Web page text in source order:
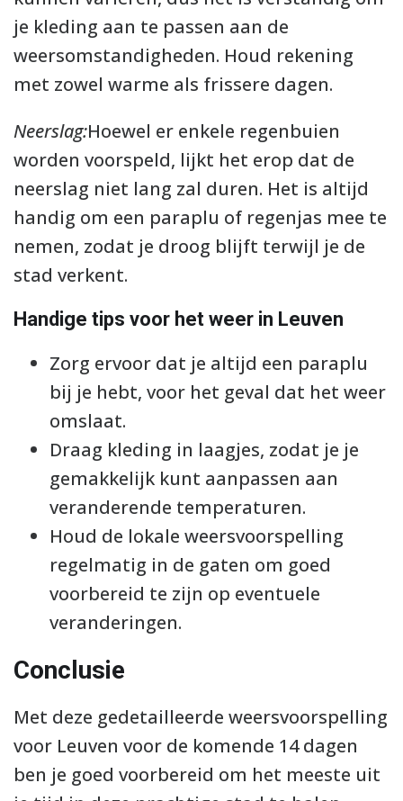
je kleding aan te passen aan de
weersomstandigheden. Houd rekening
met zowel warme als frissere dagen.
Neerslag:Hoewel er enkele regenbuien
worden voorspeld, lijkt het erop dat de
neerslag niet lang zal duren. Het is altijd
handig om een paraplu of regenjas mee te
nemen, zodat je droog blijft terwijl je de
stad verkent.
Handige tips voor het weer in Leuven
Zorg ervoor dat je altijd een paraplu
bij je hebt, voor het geval dat het weer
omslaat.
Draag kleding in laagjes, zodat je je
gemakkelijk kunt aanpassen aan
veranderende temperaturen.
Houd de lokale weersvoorspelling
regelmatig in de gaten om goed
voorbereid te zijn op eventuele
veranderingen.
Conclusie
Met deze gedetailleerde weersvoorspelling
voor Leuven voor de komende 14 dagen
ben je goed voorbereid om het meeste uit